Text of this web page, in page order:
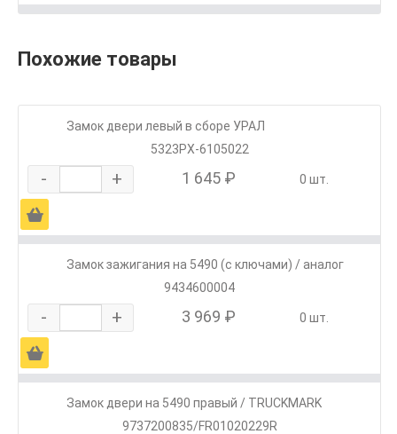
Похожие товары
Замок двери левый в сборе УРАЛ
5323РХ-6105022
- + 1 645 ₽ 0 шт.
Ä
Замок зажигания на 5490 (с ключами) / аналог
9434600004
- + 3 969 ₽ 0 шт.
Ä
Замок двери на 5490 правый / TRUCKMARK
9737200835/FR01020229R